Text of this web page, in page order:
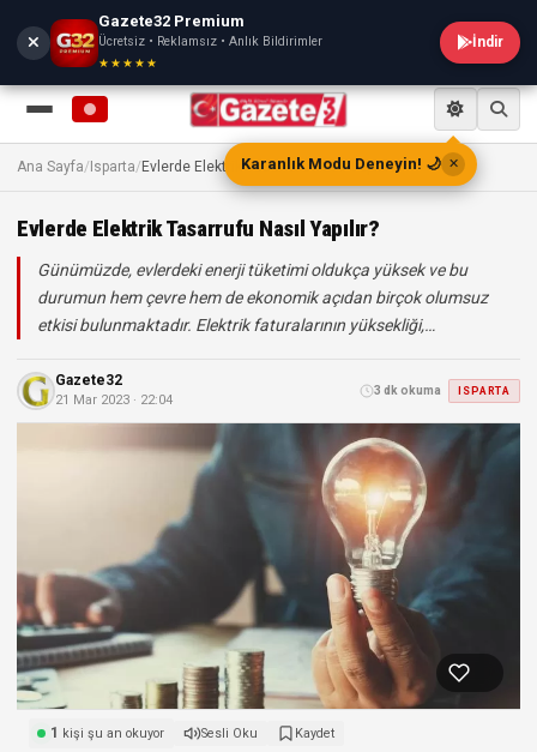
Gazete32 Premium
Ücretsiz • Reklamsız • Anlık Bildirimler
★★★★★
İndir
TV
Ana Sayfa/ Isparta/Evlerde Elektrik Tasarrufu Nasıl Yapılır?
Evlerde Elektrik Tasarrufu Nasıl Yapılır?
Günümüzde, evlerdeki enerji tüketimi oldukça yüksek ve bu
durumun hem çevre hem de ekonomik açıdan birçok olumsuz
etkisi bulunmaktadır. Elektrik faturalarının yüksekliği,…
Gazete32
21 Mar 2023 · 22:04
3 dk okuma ISPARTA
1 kişi şu an okuyor Sesli Oku Kaydet
Karanlık Modu Deneyin! 🌙 ✕